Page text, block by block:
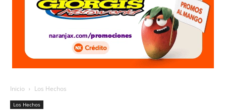
Inicio Los Hechos
Los Hechos